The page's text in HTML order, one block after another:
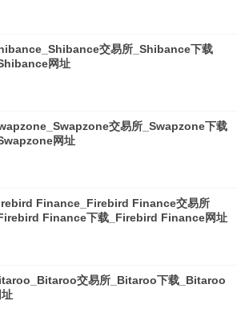
交易所_Shibance下载
网址
交易所_Swapzone下载
网址
Finance_Firebird Finance交易所
Finance下载_Firebird Finance网址
交易所_Bitaroo下载_Bitaroo
址